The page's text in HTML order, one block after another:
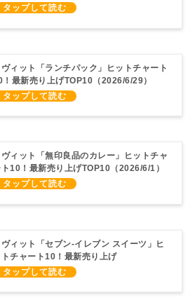
（2026/7/20）
ヴィット「ランチパック」ヒットチャート
！最新売り上げTOP10（2026/6/29）
ヴィット「無印良品のカレー」ヒットチャ
ト10！最新売り上げTOP10（2026/6/1）
ヴィット「セブン‐イレブン スイーツ」ヒ
トチャート10！最新売り上げ
（2026/5/11）